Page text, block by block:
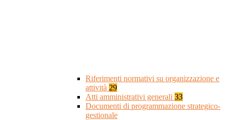
Riferimenti normativi su organizzazione e
attività 29
Atti amministrativi generali 33
Documenti di programmazione strategico-
gestionale